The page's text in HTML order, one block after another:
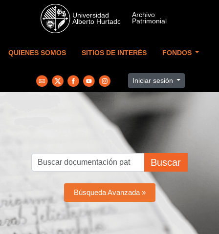
Skip to main content
QUIENES SOMOS SITIOS DE INTERÉS FONDOS
Iniciar sesión
Buscar
Búsqueda Avanzada »